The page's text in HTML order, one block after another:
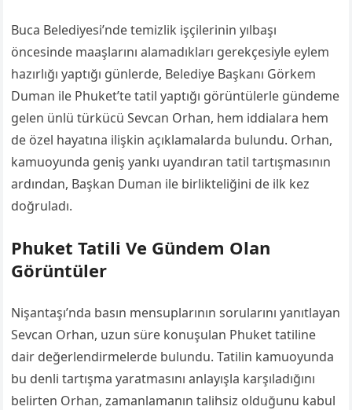
Buca Belediyesi’nde temizlik işçilerinin yılbaşı
öncesinde maaşlarını alamadıkları gerekçesiyle eylem
hazırlığı yaptığı günlerde, Belediye Başkanı Görkem
Duman ile Phuket’te tatil yaptığı görüntülerle gündeme
gelen ünlü türkücü Sevcan Orhan, hem iddialara hem
de özel hayatına ilişkin açıklamalarda bulundu. Orhan,
kamuoyunda geniş yankı uyandıran tatil tartışmasının
ardından, Başkan Duman ile birlikteliğini de ilk kez
doğruladı.
Phuket Tatili Ve Gündem Olan
Görüntüler
Nişantaşı’nda basın mensuplarının sorularını yanıtlayan
Sevcan Orhan, uzun süre konuşulan Phuket tatiline
dair değerlendirmelerde bulundu. Tatilin kamuoyunda
bu denli tartışma yaratmasını anlayışla karşıladığını
belirten Orhan, zamanlamanın talihsiz olduğunu kabul